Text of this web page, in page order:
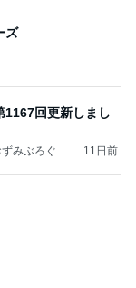
ズ
1167回更新しまし
みぶろぐ」
11日前